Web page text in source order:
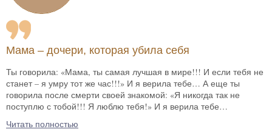
Мама – дочери, которая убила себя
Ты говорила: «Мама, ты самая лучшая в мире!!! И если тебя не
станет – я умру тот же час!!!» И я верила тебе… А еще ты
говорила после смерти своей знакомой: «Я никогда так не
поступлю с тобой!!! Я люблю тебя!» И я верила тебе…
Читать полностью